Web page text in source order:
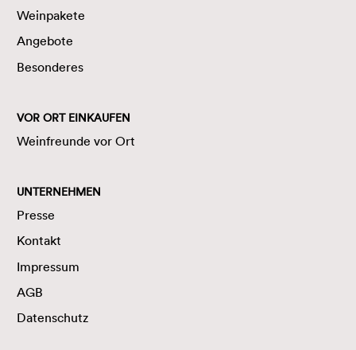
Weinpakete
Angebote
Besonderes
VOR ORT EINKAUFEN
Weinfreunde vor Ort
UNTERNEHMEN
Presse
Kontakt
Impressum
AGB
Datenschutz